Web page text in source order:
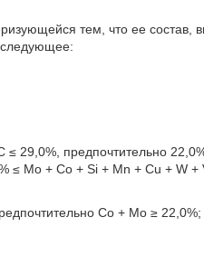
тем, что ее
29,0%, предпочтительно
≤ Мо + Со + Si + Mn + Cu + W +
Со + Мо ≥ 22,0%;